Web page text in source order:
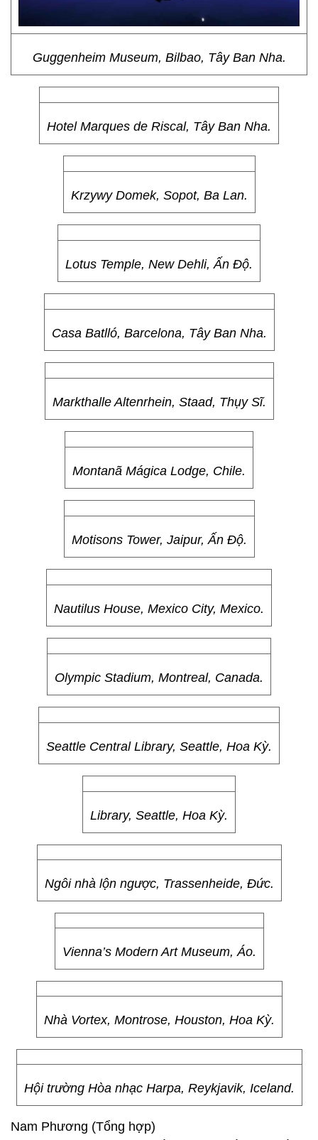
Guggenheim Museum, Bilbao, Tây Ban Nha.
Hotel Marques de Riscal, Tây Ban Nha.
Krzywy Domek, Sopot, Ba Lan.
Lotus Temple, New Dehli, Ấn Độ.
Casa Batlló, Barcelona, Tây Ban Nha.
Markthalle Altenrhein, Staad, Thụy Sĩ.
Montanã Mágica Lodge, Chile.
Olympic Stadium, Montreal, Canada.